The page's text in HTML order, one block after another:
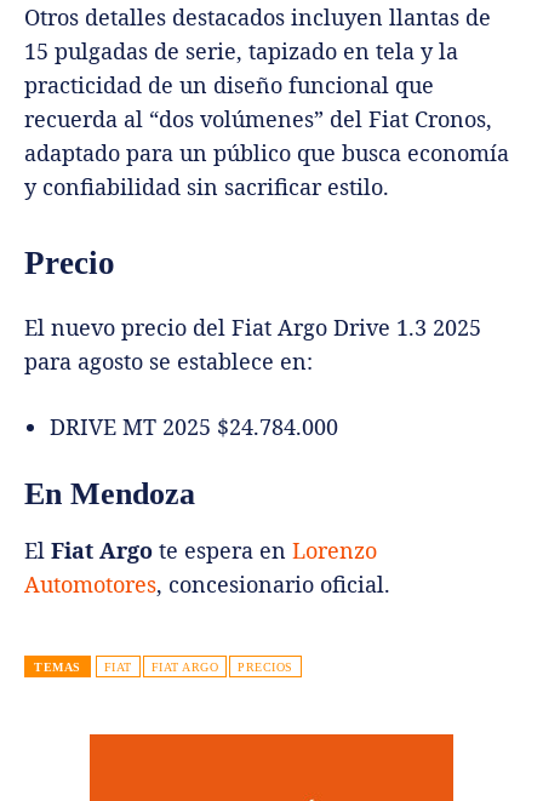
Otros detalles destacados incluyen llantas de
15 pulgadas de serie, tapizado en tela y la
practicidad de un diseño funcional que
recuerda al “dos volúmenes” del Fiat Cronos,
adaptado para un público que busca economía
y confiabilidad sin sacrificar estilo.
Precio
El nuevo precio del Fiat Argo Drive 1.3 2025
para agosto se establece en:
DRIVE MT 2025 $24.784.000
En Mendoza
El Fiat Argo te espera en Lorenzo
Automotores, concesionario oficial.
TEMAS FIAT FIAT ARGO PRECIOS